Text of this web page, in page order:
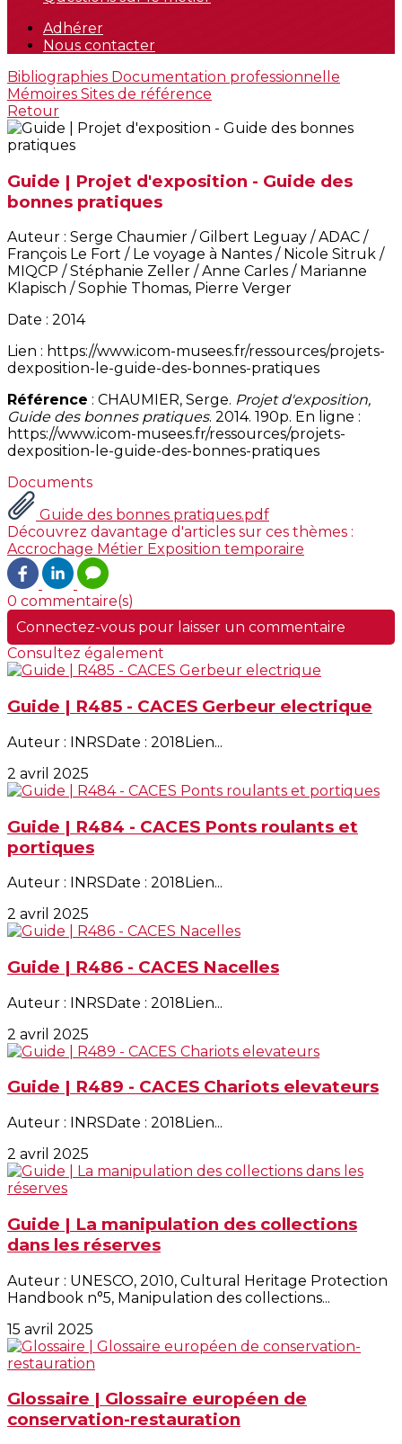
Adhérer
Nous contacter
Bibliographies Documentation professionnelle
Mémoires Sites de référence
Retour
Guide | Projet d'exposition - Guide des
bonnes pratiques
Auteur : Serge Chaumier / Gilbert Leguay / ADAC /
François Le Fort / Le voyage à Nantes / Nicole Sitruk /
MIQCP / Stéphanie Zeller / Anne Carles / Marianne
Klapisch / Sophie Thomas, Pierre Verger
Date : 2014
Lien : https://www.icom-musees.fr/ressources/projets-
dexposition-le-guide-des-bonnes-pratiques
Référence : CHAUMIER, Serge. Projet d'exposition,
Guide des bonnes pratiques. 2014. 190p. En ligne :
https://www.icom-musees.fr/ressources/projets-
dexposition-le-guide-des-bonnes-pratiques
Documents
Guide des bonnes pratiques.pdf
Découvrez davantage d'articles sur ces thèmes :
Accrochage Métier Exposition temporaire
0 commentaire(s)
Connectez-vous pour laisser un commentaire
Consultez également
Guide | R485 - CACES Gerbeur electrique
Auteur : INRSDate : 2018Lien...
2 avril 2025
Guide | R484 - CACES Ponts roulants et
portiques
Auteur : INRSDate : 2018Lien...
2 avril 2025
Guide | R486 - CACES Nacelles
Auteur : INRSDate : 2018Lien...
2 avril 2025
Guide | R489 - CACES Chariots elevateurs
Auteur : INRSDate : 2018Lien...
2 avril 2025
Guide | La manipulation des collections
dans les réserves
Auteur : UNESCO, 2010, Cultural Heritage Protection
Handbook n°5, Manipulation des collections...
15 avril 2025
Glossaire | Glossaire européen de
conservation-restauration